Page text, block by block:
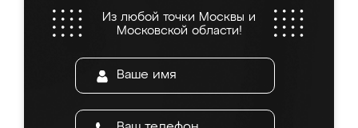
Из любой точки Москвы и
Московской области!